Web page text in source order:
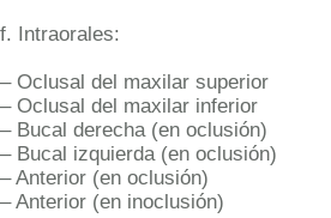
f. Intraorales:
– Oclusal del maxilar superior
– Oclusal del maxilar inferior
– Bucal derecha (en oclusión)
– Bucal izquierda (en oclusión)
– Anterior (en oclusión)
– Anterior (en inoclusión)